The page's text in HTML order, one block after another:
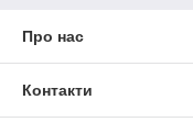
Про нас
Контакти